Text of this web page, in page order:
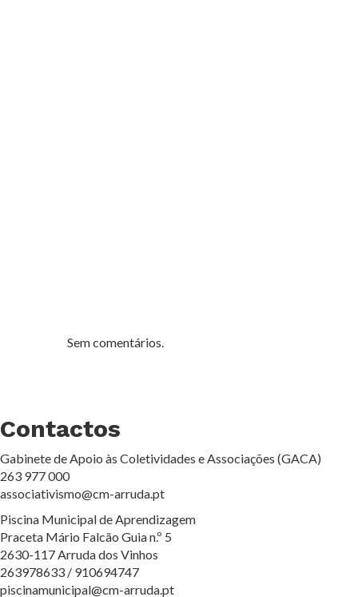
Sem comentários.
Contactos
Gabinete de Apoio às Coletividades e Associações (GACA)
263 977 000
associativismo@cm-arruda.pt
Piscina Municipal de Aprendizagem
Praceta Mário Falcão Guia n.º 5
2630-117 Arruda dos Vinhos
263978633 / 910694747
piscinamunicipal@cm-arruda.pt